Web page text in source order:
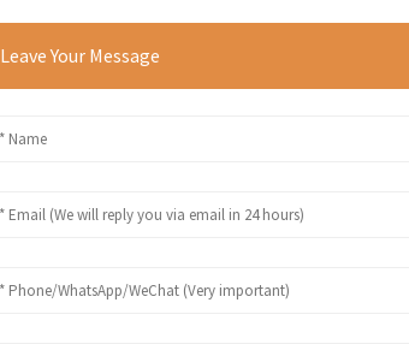
Leave Your Message